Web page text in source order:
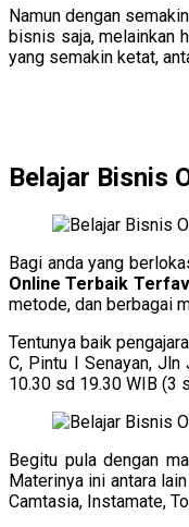
Namun dengan
bisnis saja, melainkan
yang semakin ketat,
Belajar Bisnis
Bagi anda yang
Online Terbaik
metode, dan berbagai
Tentunya baik
C, Pintu I Senayan,
10.30 sd 19.30 WIB (3
Begitu pula dengan
Materinya ini antara
Camtasia, Instamate,